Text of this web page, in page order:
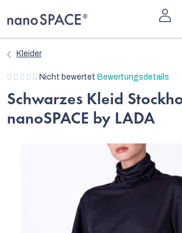
Inhalt
Kleider
Die
durchschnittliche
Produktbewertung
ist
Nicht bewertet Bewertungsdetails
Schwarzes Kleid
nanoSPACE by LADA